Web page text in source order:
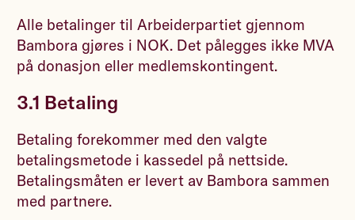
Alle betalinger til Arbeiderpartiet gjennom
Bambora gjøres i NOK. Det pålegges ikke MVA
på donasjon eller medlemskontingent.
3.1 Betaling
Betaling forekommer med den valgte
betalingsmetode i kassedel på nettside.
Betalingsmåten er levert av Bambora sammen
med partnere.